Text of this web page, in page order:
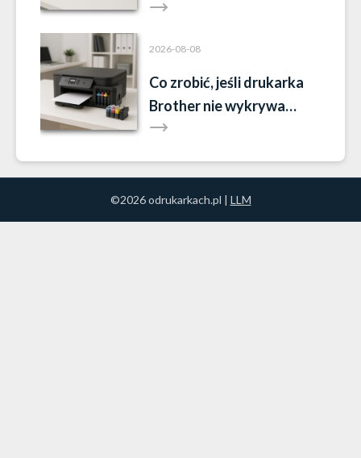
2026-08-08
Co zrobić, jeśli drukarka
Brother nie wykrywa
tuszu?
©2026 odrukarkach.pl | LLM